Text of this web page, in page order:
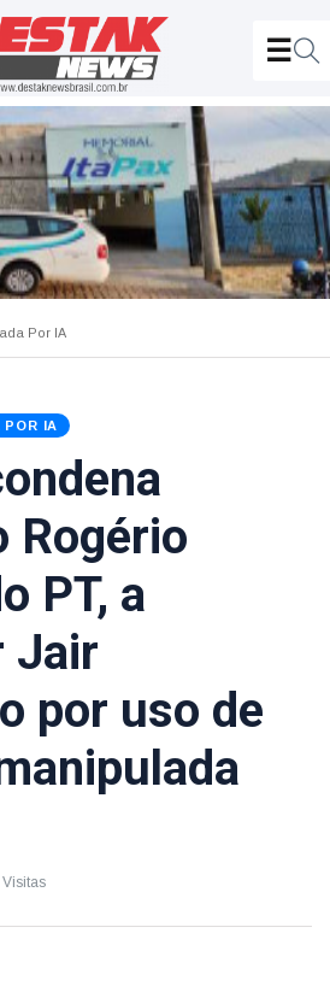
Por IA
POR IA
Rogério
PT, a
Jair
por uso de